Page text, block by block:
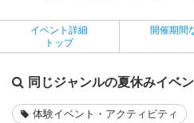
イベント詳細
トップ
開催期間
同じジャンルの夏休みイベ
体験イベント・アクティビティ